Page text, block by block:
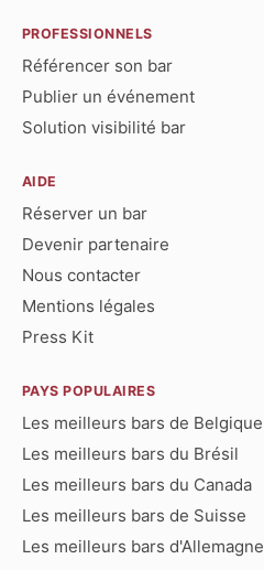
PROFESSIONNELS
Référencer son bar
Publier un événement
Solution visibilité bar
AIDE
Réserver un bar
Devenir partenaire
Nous contacter
Mentions légales
Press Kit
PAYS POPULAIRES
Les meilleurs bars de Belgique
Les meilleurs bars du Brésil
Les meilleurs bars du Canada
Les meilleurs bars de Suisse
Les meilleurs bars d'Allemagne